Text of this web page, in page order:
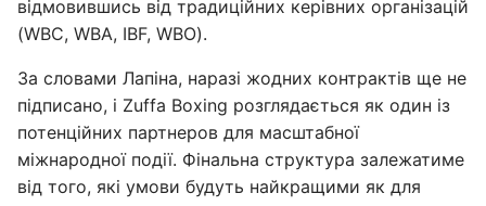
відмовившись від традиційних керівних організацій
(WBC, WBA, IBF, WBO).
За словами Лапіна, наразі жодних контрактів ще не
підписано, і Zuffa Boxing розглядається як один із
потенційних партнеров для масштабної
міжнародної події. Фінальна структура залежатиме
від того, які умови будуть найкращими як для